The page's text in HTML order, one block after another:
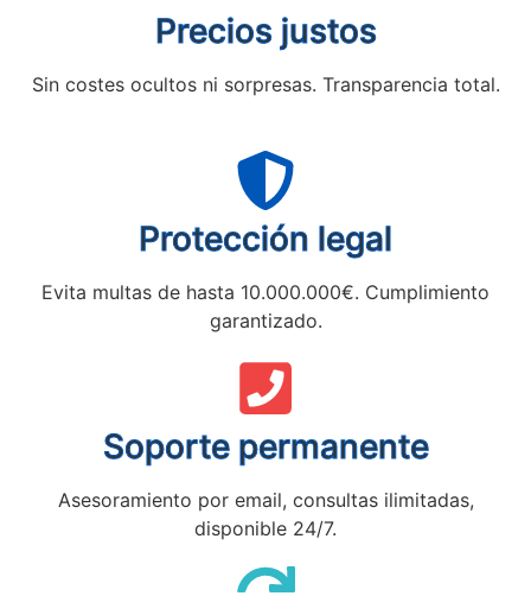
Precios justos
Sin costes ocultos ni sorpresas. Transparencia total.
Protección legal
Evita multas de hasta 10.000.000€. Cumplimiento
garantizado.
Soporte permanente
Asesoramiento por email, consultas ilimitadas,
disponible 24/7.